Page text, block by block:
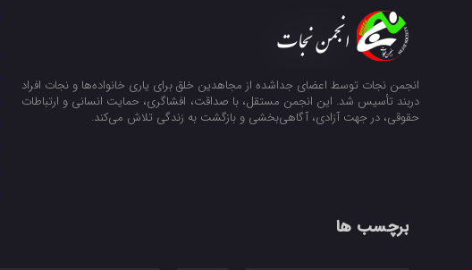
انجمن نجات توسط اعضای جداشده از مجاهدین خلق برای یاری خانواده‌ها و نجات افراد
دربند تأسیس شد. این انجمن مستقل، با صداقت، افشاگری، حمایت انسانی و ارتباطات
حقوقی، در جهت آزادی، آگاهی‌بخشی و بازگشت به زندگی تلاش می‌کند.
برچسب ها